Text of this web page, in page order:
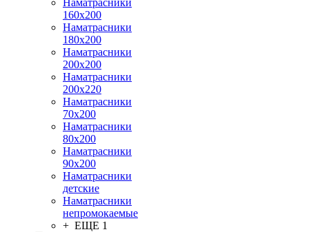
Наматрасники
160х200
Наматрасники
180х200
Наматрасники
200х200
Наматрасники
200х220
Наматрасники
70х200
Наматрасники
80х200
Наматрасники
90х200
Наматрасники
детские
Наматрасники
непромокаемые
+ ЕЩЕ 1